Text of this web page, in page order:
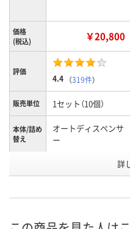
価格
(税込)
￥20,800
評価
4.4 （319件）
販売単位 1セット（10個）
本体/詰め
替え
オートディスペンサ
ー
シトラスフルーティ
の香り
お申込番
詳